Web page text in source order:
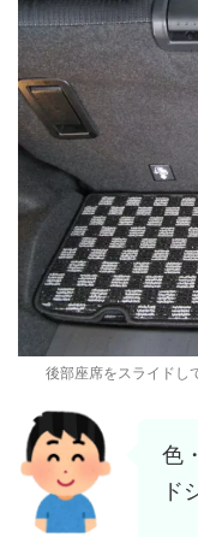
後部座席をスライドし
色
ド